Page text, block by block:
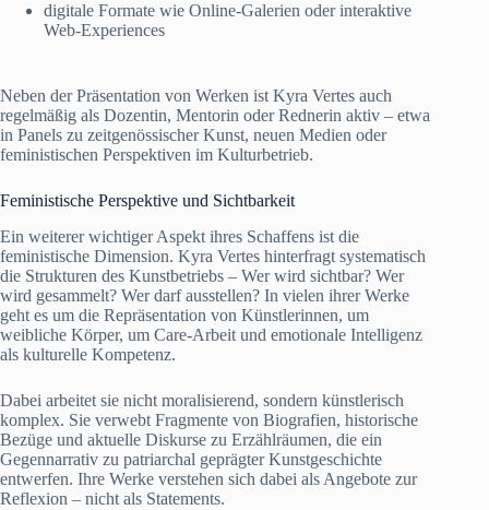
digitale Formate wie Online-Galerien oder interaktive
Web-Experiences
Neben der Präsentation von Werken ist Kyra Vertes auch
regelmäßig als Dozentin, Mentorin oder Rednerin aktiv – etwa
in Panels zu zeitgenössischer Kunst, neuen Medien oder
feministischen Perspektiven im Kulturbetrieb.
Feministische Perspektive und Sichtbarkeit
Ein weiterer wichtiger Aspekt ihres Schaffens ist die
feministische Dimension. Kyra Vertes hinterfragt systematisch
die Strukturen des Kunstbetriebs – Wer wird sichtbar? Wer
wird gesammelt? Wer darf ausstellen? In vielen ihrer Werke
geht es um die Repräsentation von Künstlerinnen, um
weibliche Körper, um Care-Arbeit und emotionale Intelligenz
als kulturelle Kompetenz.
Dabei arbeitet sie nicht moralisierend, sondern künstlerisch
komplex. Sie verwebt Fragmente von Biografien, historische
Bezüge und aktuelle Diskurse zu Erzählräumen, die ein
Gegennarrativ zu patriarchal geprägter Kunstgeschichte
entwerfen. Ihre Werke verstehen sich dabei als Angebote zur
Reflexion – nicht als Statements.